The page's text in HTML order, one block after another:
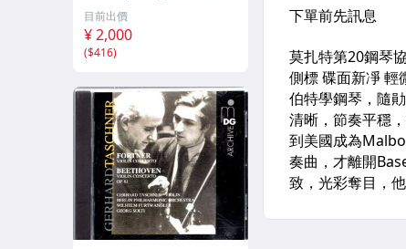
lete Recordings サルヴァ
トーレ・アッカルド パガ
ニーニ ヴァイオリン クラ
シック
目前出價
¥ 2,000
($416)